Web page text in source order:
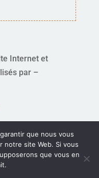
Internet et
par –
que nous vous
notre site Web. Si vous
que vous en